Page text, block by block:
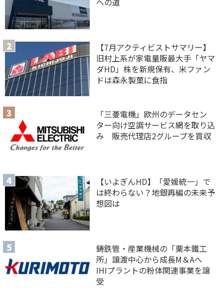
【7月アクティビストサマリー】
旧村上系が家電量販最大手「ヤマ
ダHD」株を新規保有、米ファン
ドは森永製菓に食指
「三菱電機」欧州のデータセン
ター向け空調サービス網を取り込
み 販売代理店2グループを買収
【いよぎんHD】「愛媛統一」で
は終わらない？地銀再編の未来予
想図は
鋳鉄管・産業機械の「栗本鐵工
所」譲渡中心から成長M＆Aへ
IHIプラントの粉体関連事業を譲
受